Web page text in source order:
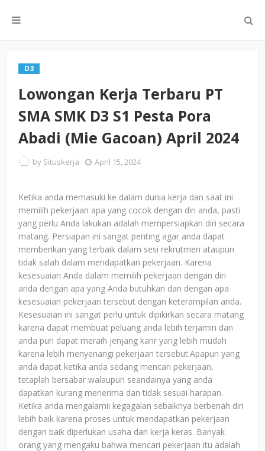
D3
Lowongan Kerja Terbaru PT
SMA SMK D3 S1 Pesta Pora
Abadi (Mie Gacoan) April 2024
by Situskerja April 15, 2024
Ketika anda memasuki ke dalam dunia kerja dan saat ini
memilih pekerjaan apa yang cocok dengan diri anda, pasti
yang perlu Anda lakukan adalah mempersiapkan diri secara
matang. Persiapan ini sangat penting agar anda dapat
memberikan yang terbaik dalam sesi rekrutmen ataupun
tidak salah dalam mendapatkan pekerjaan. Karena
kesesuaian Anda dalam memilih pekerjaan dengan diri
anda dengan apa yang Anda butuhkan dan dengan apa
kesesuaian pekerjaan tersebut dengan keterampilan anda.
Kesesuaian ini sangat perlu untuk dipikirkan secara matang
karena dapat membuat peluang anda lebih terjamin dan
anda pun dapat meraih jenjang karir yang lebih mudah
karena lebih menyenangi pekerjaan tersebut.Apapun yang
anda dapat ketika anda sedang mencari pekerjaan,
tetaplah bersabar walaupun seandainya yang anda
dapatkan kurang menerima dan tidak sesuai harapan.
Ketika anda mengalamii kegagalan sebaiknya berbenah diri
lebih baik karena proses untuk mendapatkan pekerjaan
dengan baik diperlukan usaha dan kerja keras. Banyak
orang yang mengaku bahwa mencari pekerjaan itu adalah